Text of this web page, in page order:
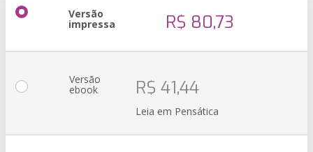
Versão
impressa R$ 80,73
Versão
ebook R$ 41,44
Leia em Pensática